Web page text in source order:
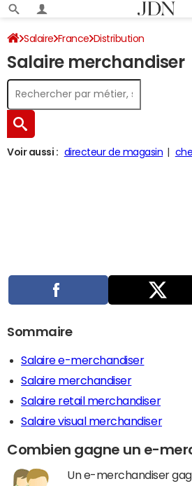
Salaire France Distribution
Salaire merchandiser
Voir aussi : directeur de magasin
Sommaire
Salaire e-merchandiser
Salaire merchandiser
Salaire retail merchandiser
Salaire visual merchandiser
Combien gagne un e-
Un e-merchandiser